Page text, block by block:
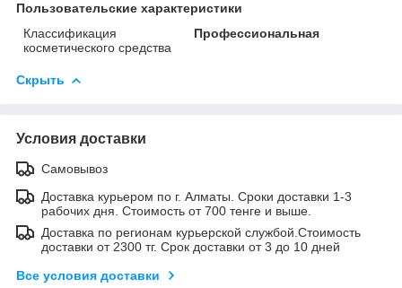
Пользовательские характеристики
Классификация
косметического средства
Профессиональная
Скрыть
Условия доставки
Самовывоз
Доставка курьером по г. Алматы. Сроки доставки 1-3
рабочих дня. Стоимость от 700 тенге и выше.
Доставка по регионам курьерской службой.Стоимость
доставки от 2300 тг. Срок доставки от 3 до 10 дней
Все условия доставки